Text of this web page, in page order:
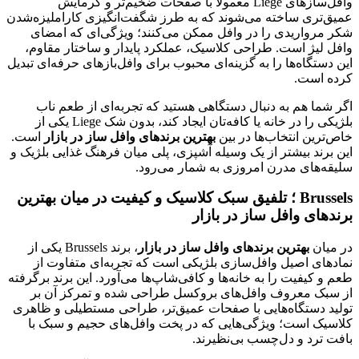
عمیق‌تری ساخته می‌شوند که به طرز شگفت‌انگیزی کاراملیزه‌شدن
شکر مرواریدی را در وافل ممکن می‌کنند؛ ویژگی‌ای که امضای
وافل لیژ است. طراحی کلاسیک، عملکرد پایدار و ساختار مقاوم،
این دستگاه‌ها را به گزینه‌ای محبوب برای وافل‌بازهای حرفه‌ای تبدیل
کرده است.
اگر شما هم به دنبال دستگاهی هستید که تجربه‌ای از طعم ناب
بلژیکی را در خانه یا کافه‌تان ایجاد کند، بدون شک Liege یکی از
خاص‌ترین انتخاب‌ها در بین بهترین برندهای وافل ساز در بازار
است.
این برند بیشتر از یک وسیله آشپزی، پلی میان فرهنگ غذایی بلژیک و
سلیقه‌های مدرن امروزی به شمار می‌رود.
Brussels ؛ تلفیق سبک کلاسیک و کیفیت در میان بهترین
برندهای وافل ساز در بازار
در میان بهترین برندهای وافل ساز در بازار
، برند Brussels یکی از
نمادهای اصیل وافل‌سازی بلژیکی است که تجربه‌ای متفاوت از
طعم و کیفیت را به خانه‌ها و کافی‌شاپ‌ها می‌آورد. این برند برگرفته
از سبک معروف وافل‌های بروکسل طراحی شده و تمرکز آن بر
تولید دستگاه‌هایی با صفحات عمیق‌تر، طراحی مستطیلی و ظاهری
کلاسیک است؛ ویژگی‌هایی که در پخت وافل‌های حجیم و سبک با
بافت ترد و دل‌چسب بی‌نظیرند.